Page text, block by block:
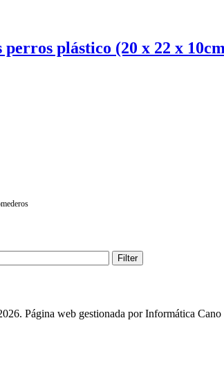
perros plástico (20 x 22 x
Filter
Página web gestionada por Informática